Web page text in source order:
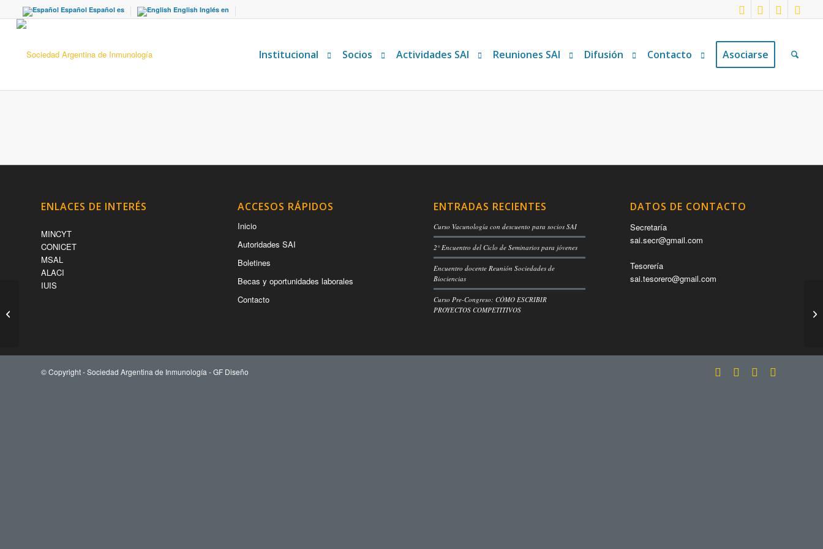
Español Español es English Inglés en
Institucional Socios Actividades SAI Reuniones SAI Difusión Contacto Asociarse
ENLACES DE INTERÉS
MINCYT
CONICET
MSAL
ALACI
IUIS
ACCESOS RÁPIDOS
Inicio
Autoridades SAI
Boletines
Becas y oportunidades laborales
Contacto
ENTRADAS RECIENTES
Curso Vacunología con descuento para socios SAI
2° Encuentro del Ciclo de Seminarios para jóvenes
Encuentro docente Reunión Sociedades de
Biociencias
Curso Pre-Congreso: CÓMO ESCRIBIR
PROYECTOS COMPETITIVOS
DATOS DE CONTACTO
Secretaría
sai.secr@gmail.com
Tesorería
sai.tesorero@gmail.com
© Copyright - Sociedad Argentina de Inmunología -GF Diseño